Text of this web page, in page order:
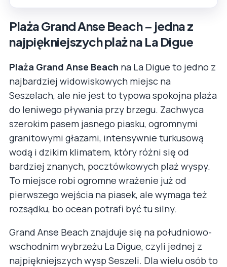
Plaża Grand Anse Beach – jedna z
najpiękniejszych plaż na La Digue
Plaża Grand Anse Beach na La Digue to jedno z
najbardziej widowiskowych miejsc na
Seszelach, ale nie jest to typowa spokojna plaża
do leniwego pływania przy brzegu. Zachwyca
szerokim pasem jasnego piasku, ogromnymi
granitowymi głazami, intensywnie turkusową
wodą i dzikim klimatem, który różni się od
bardziej znanych, pocztówkowych plaż wyspy.
To miejsce robi ogromne wrażenie już od
pierwszego wejścia na piasek, ale wymaga też
rozsądku, bo ocean potrafi być tu silny.
Grand Anse Beach znajduje się na południowo-
wschodnim wybrzeżu La Digue, czyli jednej z
najpiękniejszych wysp Seszeli. Dla wielu osób to